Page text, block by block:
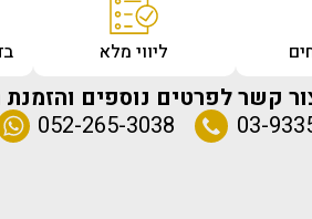
ליווי מלא
קשר לפרטים נוספים והזמנת
03-
052-265-3038